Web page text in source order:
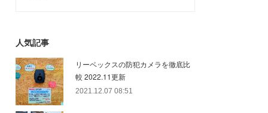
人気記事
リーベックスの防犯カメラを徹底比
較 2022.11更新
2021.12.07 08:51